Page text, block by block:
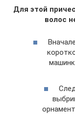
Для этой
волос